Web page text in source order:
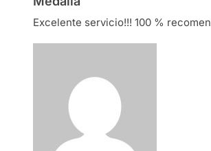
Excelente servicio!!! 100 %